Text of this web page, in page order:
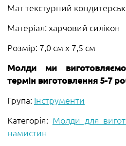
Мат текстурний
Матеріал: харчовий силікон
Розмір: 7,0 см х 7,5 см
Молди ми
термін виготовлення 5-7
Група: Інструменти
Категорія: Молди для
намистин